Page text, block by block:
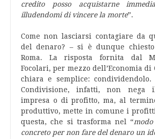
credito posso acquistarne
illudendomi di vincere la morte”.
Come non lasciarsi contagiare da
del denaro? – si è dunque
Roma. La risposta fornita dal
Focolari, per mezzo dell’Economia di
chiara e semplice: condividendolo.
Condivisione, infatti, non nega
impresa o di profitto, ma, al
produttivo, mette in comune i
questa, che si trasforma nel “
concreto per non fare del denaro un